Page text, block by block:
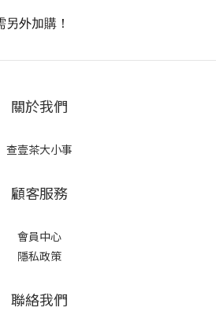
外加購！
關於我們
查壹茶大小事
顧客服務
會員中心
隱私政策
聯絡我們